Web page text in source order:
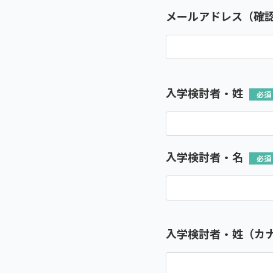
メールアドレス（確認
入学検討者・姓
入学検討者・名
入学検討者・姓（カナ